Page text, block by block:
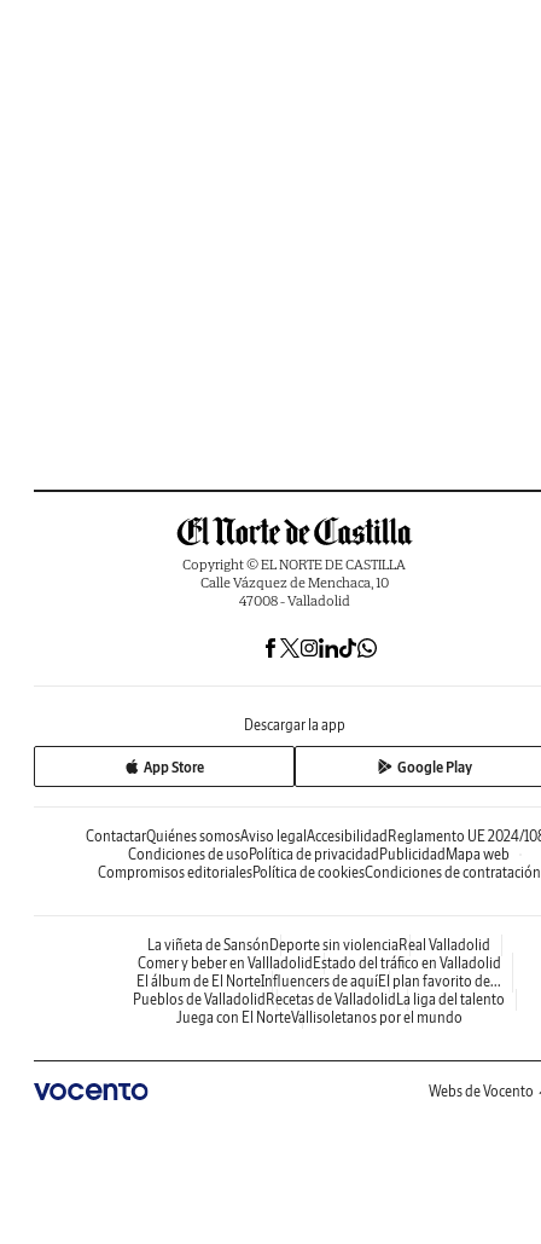
Copyright © EL NORTE DE CASTILLA
Calle Vázquez de Menchaca, 10
47008 - Valladolid
Descargar la app
App Store Google Play
ContactarQuiénes somosAviso legal Accesibilidad Reglamento UE 2024/
Condiciones de uso Política de privacidad Publicidad Mapa web
Compromisos editorialesPolítica de cookiesCondiciones de contratación
La viñeta de Sansón Deporte sin violencia Real Valladolid
Comer y beber en Vallladolid Estado del tráfico en Valladolid
El álbum de El NorteInfluencers de aquíEl plan favorito de...
Pueblos de Valladolid Recetas de Valladolid La liga del talento
Juega con El NorteVallisoletanos por el mundo
Webs de Vocento